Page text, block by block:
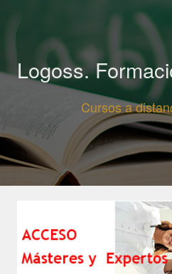
Logoss.
Cursos a